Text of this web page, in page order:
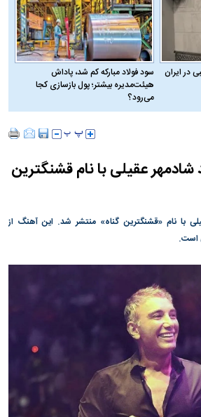
در ایران
سود فولاد مبارکه کم شد، پاداش
هیئت‌مدیره بیشتر؛ پول بازسازی کجا
می‌رود؟
عقیلی با نام قشنگترین
با نام «قشنگترین گناه» منتشر شد. این آهنگ از
است.